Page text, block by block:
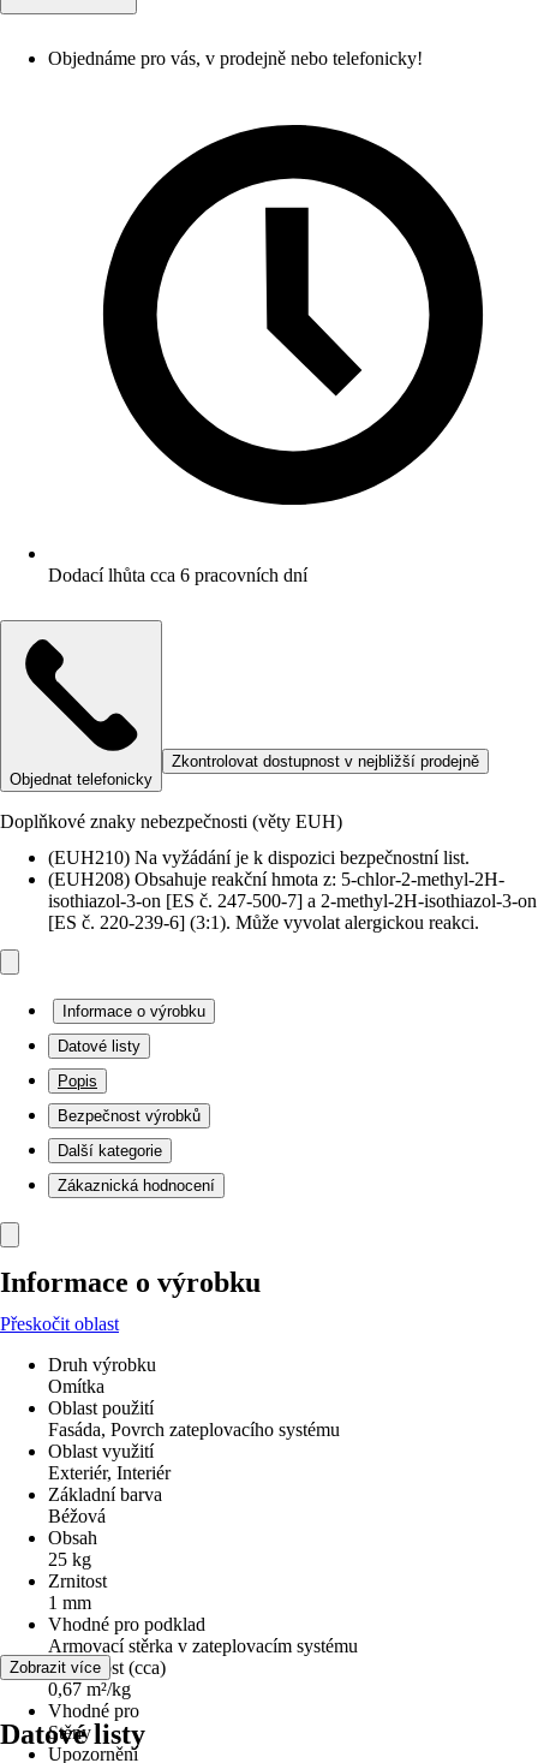
Objednáme pro vás, v prodejně nebo telefonicky!
Dodací lhůta cca 6 pracovních dní
Objednat telefonicky
Zkontrolovat dostupnost v nejbližší prodejně
Doplňkové znaky nebezpečnosti (věty EUH)
(EUH210) Na vyžádání je k dispozici bezpečnostní list.
(EUH208) Obsahuje reakční hmota z: 5-chlor-2-methyl-2H-
isothiazol-3-on [ES č. 247-500-7] a 2-methyl-2H-isothiazol-3-on
[ES č. 220-239-6] (3:1). Může vyvolat alergickou reakci.
Informace o výrobku
Datové listy
Popis
Bezpečnost výrobků
Další kategorie
Zákaznická hodnocení
Informace o výrobku
Přeskočit oblast
Druh výrobku
Omítka
Oblast použití
Fasáda, Povrch zateplovacího systému
Oblast využití
Exteriér, Interiér
Základní barva
Béžová
Obsah
25 kg
Zrnitost
1 mm
Vhodné pro podklad
Armovací stěrka v zateplovacím systému
Vydatnost (cca)
0,67 m²/kg
Vhodné pro
Stěny
Upozornění
Zobrazit více
Datové listy